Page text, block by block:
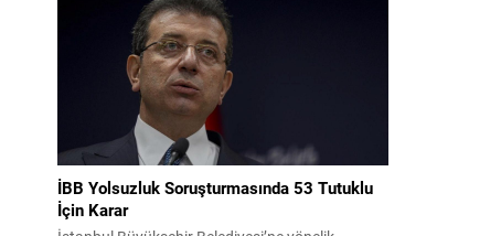
İBB Yolsuzluk Soruşturmasında 53 Tutuklu
İçin Karar